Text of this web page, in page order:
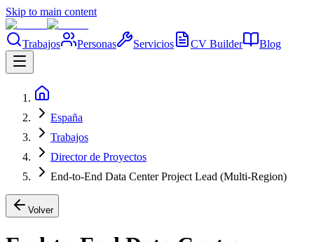
Skip to main content
Trabajos Personas Servicios CV Builder Blog
España
Trabajos
Director de Proyectos
End-to-End Data Center Project Lead (Multi-Region)
Volver